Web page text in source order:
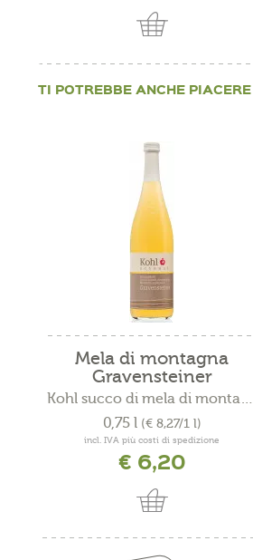
TI POTREBBE ANCHE PIACERE
Mela di montagna
Gravensteiner
Kohl succo di mela di montagna
0,75 l (€ 8,27/1 l)
incl. IVA più costi di spedizione
€ 6,20